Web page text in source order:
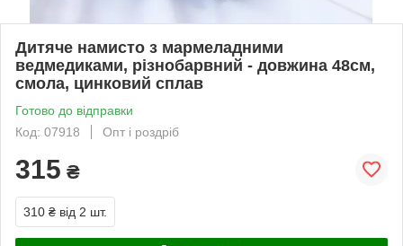
Дитяче намисто з мармеладними
ведмедиками, різнобарвний - довжина 48см,
смола, цинковий сплав
Готово до відправки
Код: 07918
Опт і роздріб
315 ₴
310 ₴ від 2 шт.